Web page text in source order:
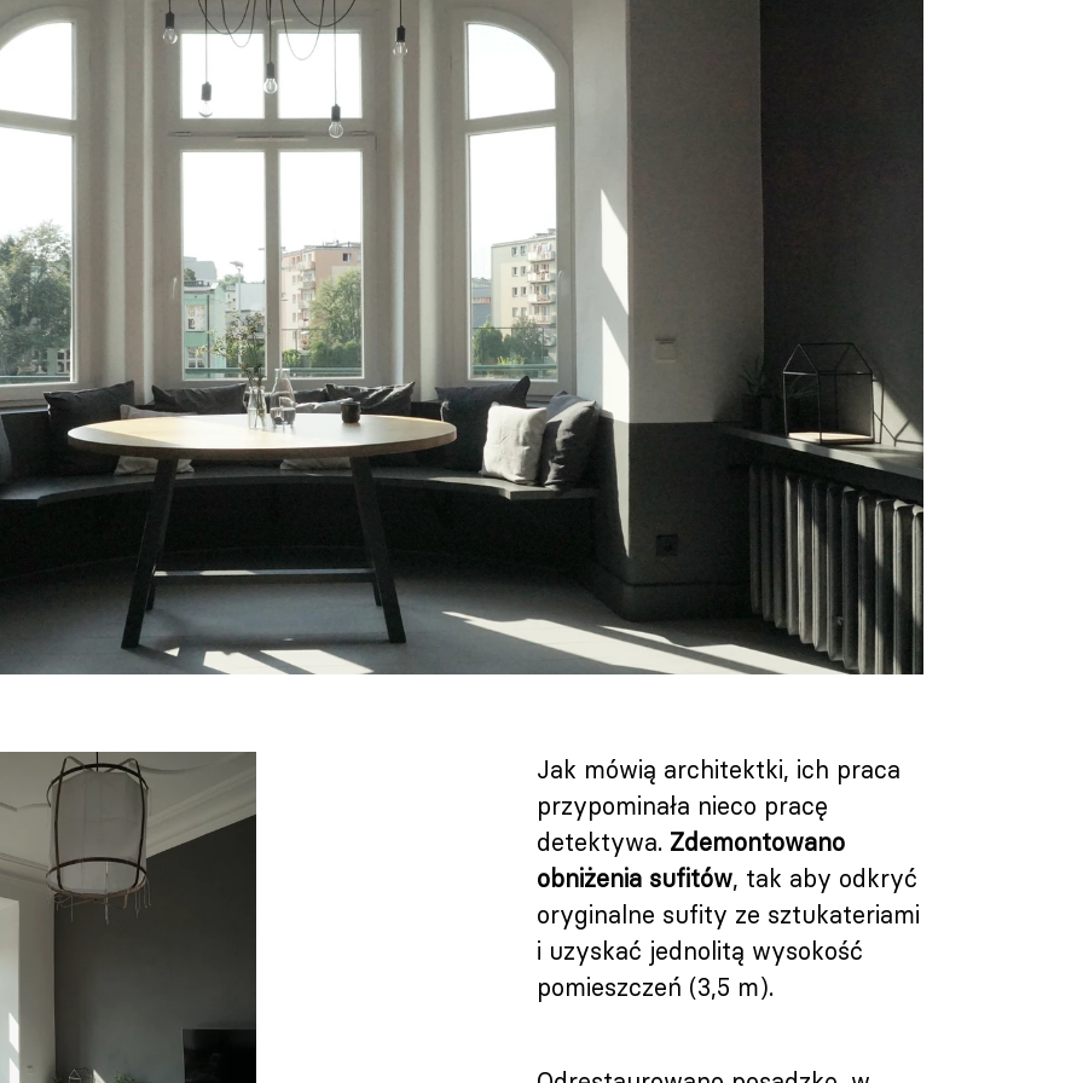
Jak mówią architektki, ich praca
przypominała nieco pracę
detektywa. Zdemontowano
obniżenia sufitów, tak aby odkryć
oryginalne sufity ze sztukateriami
i uzyskać jednolitą wysokość
pomieszczeń (3,5 m).